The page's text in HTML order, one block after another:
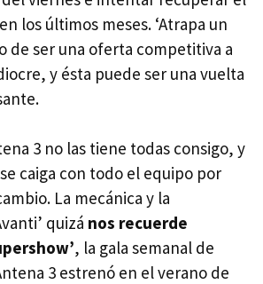
los últimos meses. ‘Atrapa un
de ser una oferta competitiva a
y ésta puede ser una vuelta
3 no las tiene todas consigo, y
caiga con todo el equipo por
La mecánica y la
quizá nos recuerde
, la gala semanal de
3 estrenó en el verano de